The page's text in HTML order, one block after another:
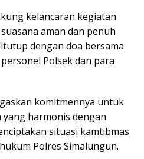
kelancaran kegiatan
aman dan penuh
dengan doa bersama
Polsek dan para
komitmennya untuk
harmonis dengan
situasi kamtibmas
Polres Simalungun.